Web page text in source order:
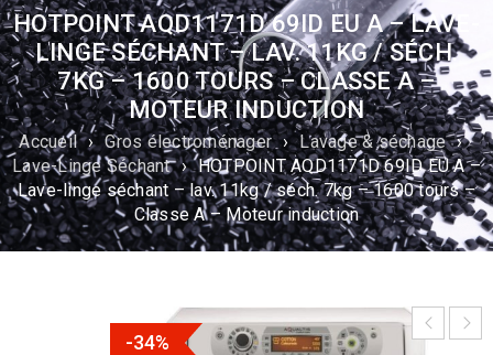
HOTPOINT AQD1171D 69ID EU A – LAVE-
LINGE SÉCHANT – LAV. 11KG / SÉCH.
7KG – 1600 TOURS – CLASSE A –
MOTEUR INDUCTION
Accueil › Gros électroménager › Lavage & séchage ›
Lave-Linge Séchant › HOTPOINT AQD1171D 69ID EU A –
Lave-linge séchant – lav. 11kg / séch. 7kg – 1600 tours –
Classe A – Moteur induction
-34%